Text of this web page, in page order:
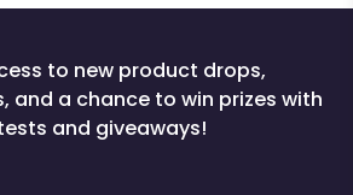
to new product drops,
and a chance to win prizes with
and giveaways!